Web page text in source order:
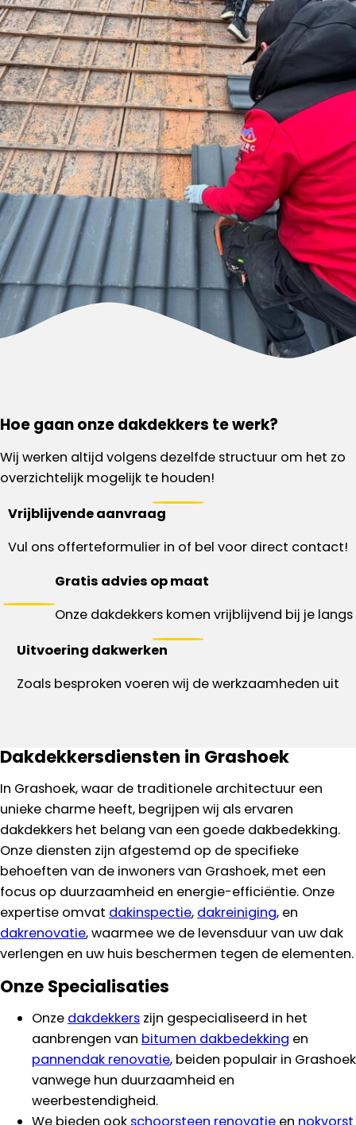
Hoe gaan onze dakdekkers te werk?
Wij werken altijd volgens dezelfde structuur om het zo
overzichtelijk mogelijk te houden!
Vrijblijvende aanvraag
Vul ons offerteformulier in of bel voor direct contact!
Gratis advies op maat
Onze dakdekkers komen vrijblijvend bij je langs
Uitvoering dakwerken
Zoals besproken voeren wij de werkzaamheden uit
Dakdekkersdiensten in Grashoek
In Grashoek, waar de traditionele architectuur een
unieke charme heeft, begrijpen wij als ervaren
dakdekkers het belang van een goede dakbedekking.
Onze diensten zijn afgestemd op de specifieke
behoeften van de inwoners van Grashoek, met een
focus op duurzaamheid en energie-efficiëntie. Onze
expertise omvat dakinspectie, dakreiniging, en
dakrenovatie, waarmee we de levensduur van uw dak
verlengen en uw huis beschermen tegen de elementen.
Onze Specialisaties
Onze dakdekkers zijn gespecialiseerd in het
aanbrengen van bitumen dakbedekking en
pannendak renovatie, beiden populair in Grashoek
vanwege hun duurzaamheid en
weerbestendigheid.